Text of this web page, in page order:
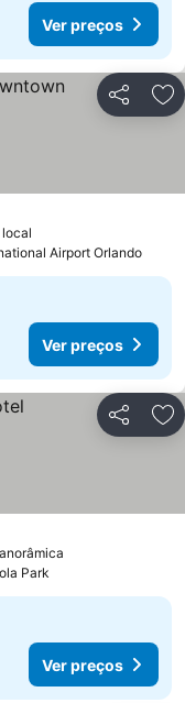
Ver preços
Partilhar
preços
Airport Orlando
Ver preços
Partilhar
Park
Ver preços